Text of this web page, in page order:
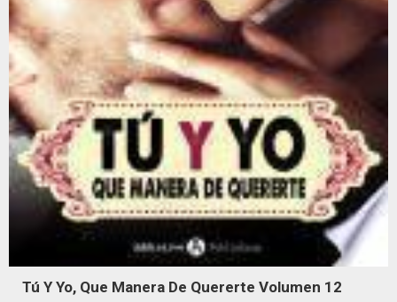
Tú Y Yo, Que Manera De Quererte Volumen 12